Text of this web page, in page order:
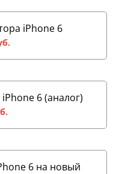
iPhone 6
6 (аналог)
6 на новый